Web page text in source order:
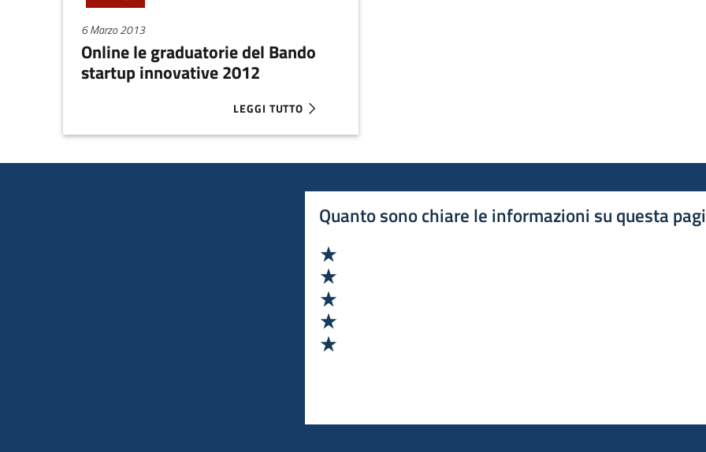
6 Marzo 2013
Online le graduatorie del Bando
startup innovative 2012
LEGGI TUTTO
ABOUT ONLINE LE GRADUATORIE DEL BANDO STARTUP INNOVATIVE 2012
Quanto sono chiare le informazioni su questa